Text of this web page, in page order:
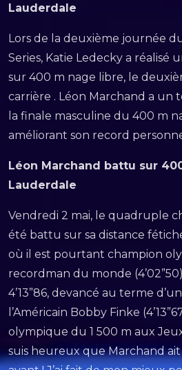
Lauderdale
Lors de la deuxième journée
Series, Katie Ledecky a réalisé
sur 400 m nage libre, le
carrière . Léon Marchand a un
la finale masculine du 400 m
améliorant son record
Léon Marchand battu sur
Lauderdale
Vendredi 2 mai, le quadruple
été battu sur sa distance
où il est pourtant champion
recordman du monde
4’13”86, devancé au terme
l’Américain Bobby Finke
olympique du 1 500 m aux
suis heureux que Marchand